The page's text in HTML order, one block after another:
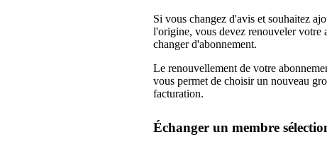
Si vous changez d'avis et souhaitez
l'origine, vous devez renouveler votre
changer d'abonnement.
Le renouvellement de votre
vous permet de choisir un nouveau
facturation.
Échanger un membre